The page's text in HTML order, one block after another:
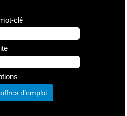
clé